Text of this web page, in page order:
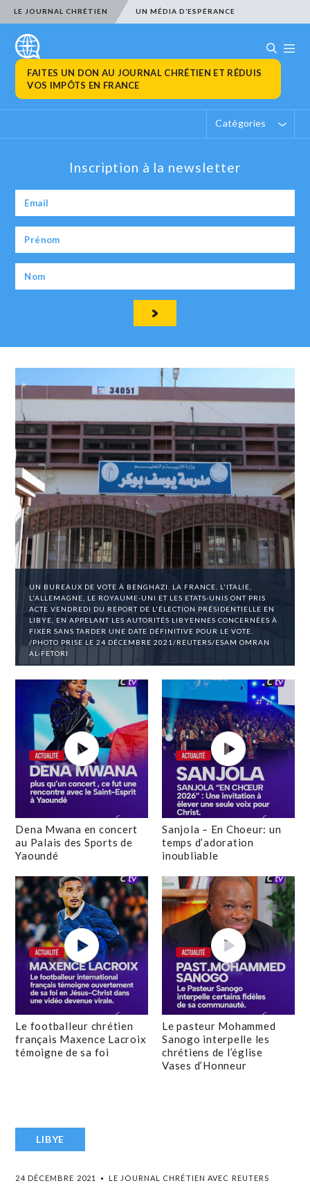
LE JOURNAL CHRÉTIEN UN MÉDIA D’ESPÉRANCE
FAITES UN DON AU JOURNAL CHRÉTIEN ET RÉDUIS
VOS IMPÔTS EN FRANCE
Catégories
Inscription à la newsletter
UN BUREAUX DE VOTE À BENGHAZI. LA FRANCE, L'ITALIE,
L'ALLEMAGNE, LE ROYAUME-UNI ET LES ETATS-UNIS ONT PRIS
ACTE VENDREDI DU REPORT DE L'ÉLECTION PRÉSIDENTIELLE EN
LIBYE, EN APPELANT LES AUTORITÉS LIBYENNES CONCERNÉES À
FIXER SANS TARDER UNE DATE DÉFINITIVE POUR LE VOTE.
/PHOTO PRISE LE 24 DÉCEMBRE 2021/REUTERS/ESAM OMRAN
AL-FETORI
Dena Mwana en concert
au Palais des Sports de
Yaoundé
Sanjola – En Choeur: un
temps d’adoration
inoubliable
Le footballeur chrétien
français Maxence Lacroix
témoigne de sa foi
Le pasteur Mohammed
Sanogo interpelle les
chrétiens de l’église
Vases d’Honneur
LIBYE
24 DÉCEMBRE 2021 LE JOURNAL CHRÉTIEN AVEC REUTERS